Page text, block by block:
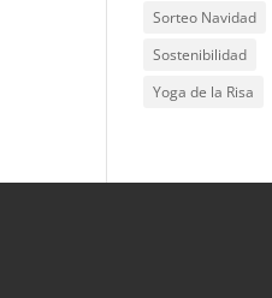
Sorteo Navidad
Sostenibilidad
Yoga de la Risa